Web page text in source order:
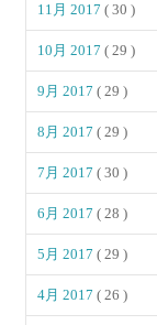
11月 2017( 30 )
10月 2017( 29 )
9月 2017( 29 )
8月 2017( 29 )
7月 2017( 30 )
6月 2017( 28 )
5月 2017( 29 )
4月 2017( 26 )